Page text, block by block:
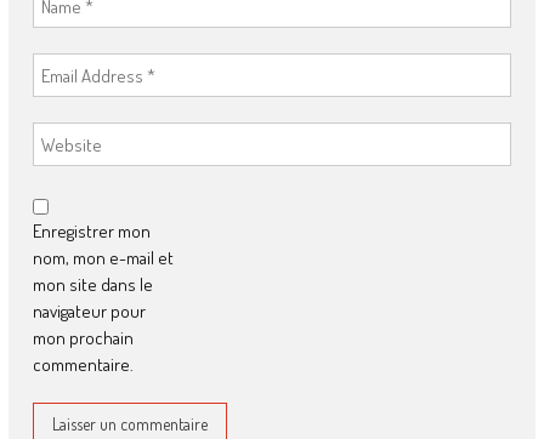
Enregistrer mon
nom, mon e-mail et
mon site dans le
navigateur pour
mon prochain
commentaire.